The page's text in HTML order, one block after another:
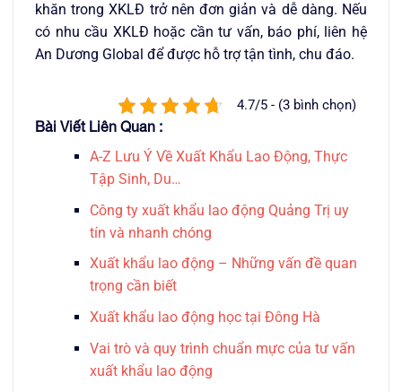
khăn trong XKLĐ trở nên đơn giản và dễ dàng. Nếu
có nhu cầu XKLĐ hoặc cần tư vấn, báo phí, liên hệ
An Dương Global để được hỗ trợ tận tình, chu đáo.
4.7/5 - (3 bình chọn)
Bài Viết Liên Quan :
A-Z Lưu Ý Về Xuất Khẩu Lao Động, Thực
Tập Sinh, Du…
Công ty xuất khẩu lao động Quảng Trị uy
tín và nhanh chóng
Xuất khẩu lao động – Những vấn đề quan
trọng cần biết
Xuất khẩu lao động học tại Đông Hà
Vai trò và quy trình chuẩn mực của tư vấn
xuất khẩu lao động